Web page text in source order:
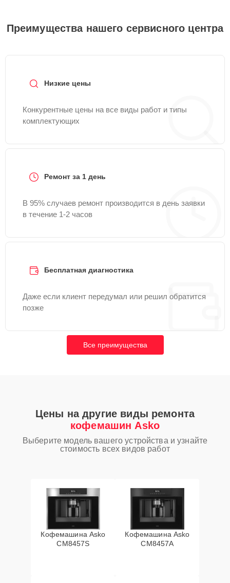
Преимущества нашего сервисного центра
Низкие цены
Конкурентные цены на все виды работ и типы
комплектующих
Ремонт за 1 день
В 95% случаев ремонт производится в день заявки
в течение 1-2 часов
Бесплатная диагностика
Даже если клиент передумал или решил обратится
позже
Все преимущества
Цены на другие виды ремонта
кофемашин Asko
Выберите модель вашего устройства и узнайте
стоимость всех видов работ
Кофемашина Asko
CM8457S
Кофемашина Asko
CM8457A